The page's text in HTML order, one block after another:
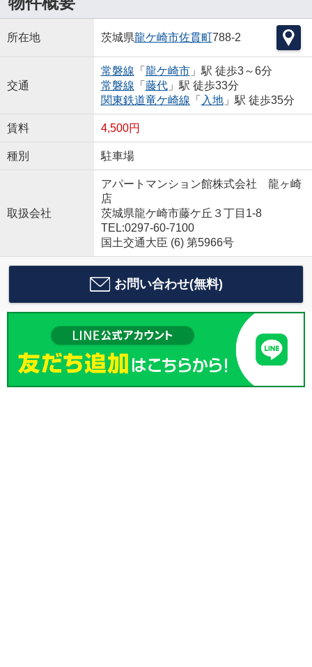
所在地 茨城県龍ケ崎市佐貫町788-2
交通
常磐線 「 龍ケ崎市」駅 徒歩3～6分
常磐線 「 藤代」駅 徒歩33分
関東鉄道竜ケ崎線 「 入地」駅 徒歩35分
賃料 4,500円
種別 駐車場
取扱会社
アパートマンション館株式会社 龍ヶ崎
店
茨城県龍ケ崎市藤ケ丘３丁目1-8
TEL:0297-60-7100
国土交通大臣 (6) 第5966号
お問い合わせ(無料)